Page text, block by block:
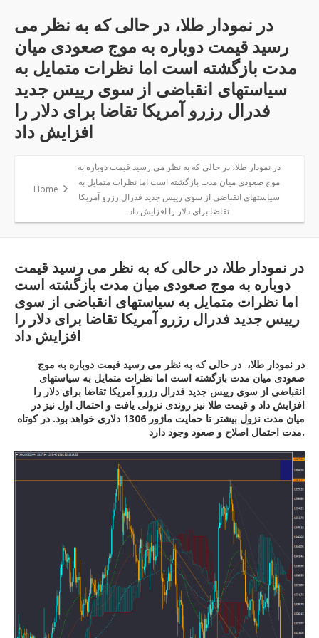
در نمودار طلا، در حالی که به نظر می
رسید قیمت دوباره به موج صعودی میان
مدت بازگشته است اما نظرات متمایل به
سیاستهای انقباضی از سوی رییس جدید
فدرال رزرو آمریکا تقاضا برای دلار را
افزایش داد
Home
در نمودار طلا، در حالی که به نظر می رسید قیمت دوباره به
موج صعودی میان مدت بازگشته است اما نظرات متمایل به
سیاستهای انقباضی از سوی رییس جدید فدرال رزرو آمریکا
تقاضا برای دلار را افزایش داد
در نمودار طلا، در حالی که به نظر می رسید قیمت
دوباره به موج صعودی میان مدت بازگشته است
اما نظرات متمایل به سیاستهای انقباضی از سوی
رییس جدید فدرال رزرو آمریکا تقاضا برای دلار را
افزایش داد
در نمودار طلا، در حالی که به نظر می رسید قیمت دوباره به موج
صعودی میان مدت بازگشته است اما نظرات متمایل به سیاستهای
انقباضی از سوی رییس جدید فدرال رزرو آمریکا تقاضا برای دلار را
افزایش داد و قیمت طلا نیز روندی نزولی یافت و احتمال اول نیز در
میان مدت نزول بیشتر تا حمایت ماژور 1306 دلاری خواهد بود. در کوتاه
مدت احتمال اصلاح و صعود وجود دارد.